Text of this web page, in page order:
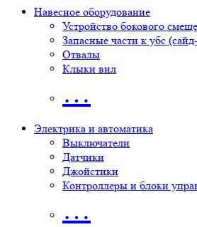
Навесное оборудование
Устройство бокового
Запасные части к убс
Отвалы
Клыки вил
…
Электрика и автоматика
Выключатели
Датчики
Джойстики
Контроллеры и блоки
…